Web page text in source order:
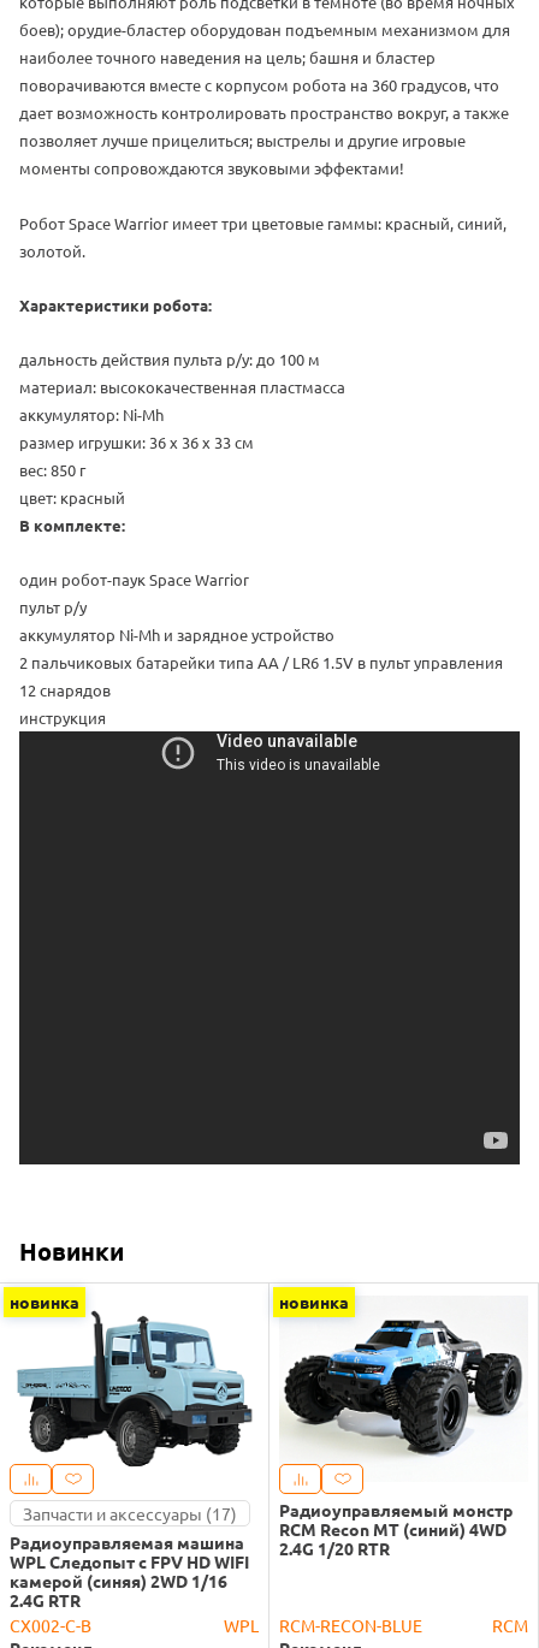
боев); орудие-бластер оборудован подъемным механизмом для
наиболее точного наведения на цель; башня и бластер
поворачиваются вместе с корпусом робота на 360 градусов, что
дает возможность контролировать пространство вокруг, а также
позволяет лучше прицелиться; выстрелы и другие игровые
моменты сопровождаются звуковыми эффектами!
РоботSpace Warrior имеет три цветовые гаммы: красный, синий,
золотой.
Характеристики робота:
дальность действия пульта р/у: до 100 м
материал: высококачественная пластмасса
аккумулятор: Ni-Mh
размер игрушки: 36 х 36 х 33 см
вес: 850 г
цвет: красный
В комплекте:
один робот-паук Space Warrior
пульт р/у
аккумулятор Ni-Mh и зарядное устройство
2 пальчиковых батарейки типа AA / LR6 1.5V в пульт управления
12 снарядов
инструкция
Новинки
новинка
Запчасти и аксессуары (17)
Радиоуправляемая машина
WPL Следопыт с FPV HD WIFI
камерой (синяя) 2WD 1/16
2.4G RTR
CX002-C-B
WPL
новинка
Радиоуправляемый монстр
RCM Recon MT (синий) 4WD
2.4G 1/20 RTR
RCM-RECON-BLUE
RCM